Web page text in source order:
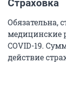
Страховка
Обязательна,
медицинские
COVID-19.
действие